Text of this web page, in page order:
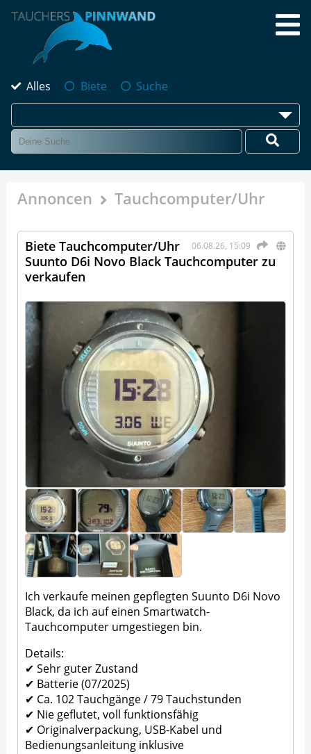
Alles Biete Suche
Annoncen Tauchcomputer/Uhr
06.08.26, 15:09
Biete Tauchcomputer/Uhr
Suunto D6i Novo Black Tauchcomputer zu
verkaufen
Ich verkaufe meinen gepflegten Suunto D6i Novo
Black, da ich auf einen Smartwatch-
Tauchcomputer umgestiegen bin.
Details:
✔ Sehr guter Zustand
✔ Batterie (07/2025)
✔ Ca. 102 Tauchgänge / 79 Tauchstunden
✔ Nie geflutet, voll funktionsfähig
✔ Originalverpackung, USB-Kabel und
Bedienungsanleitung inklusive